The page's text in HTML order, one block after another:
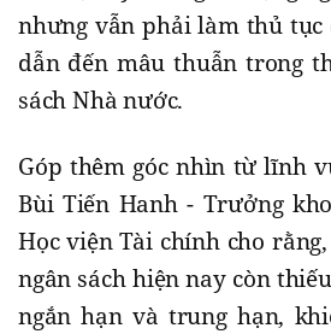
nhưng vẫn phải làm thủ tục
dẫn đến mâu thuẫn trong
sách Nhà nước.
Góp thêm góc nhìn từ lĩnh
Bùi Tiến Hanh - Trưởng
Học viện Tài chính cho
ngân sách hiện nay còn
ngắn hạn và trung hạn,